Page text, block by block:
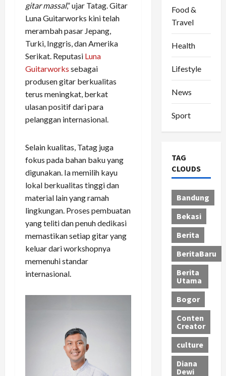
gitar massal,” ujar Tatag. Gitar
Luna Guitarworks kini telah
merambah pasar Jepang,
Turki, Inggris, dan Amerika
Serikat. Reputasi Luna
Guitarworks sebagai
produsen gitar berkualitas
terus meningkat, berkat
ulasan positif dari para
pelanggan internasional.
Selain kualitas, Tatag juga
fokus pada bahan baku yang
digunakan. Ia memilih kayu
lokal berkualitas tinggi dan
material lain yang ramah
lingkungan. Proses pembuatan
yang teliti dan penuh dedikasi
memastikan setiap gitar yang
keluar dari workshopnya
memenuhi standar
internasional.
Food &
Travel
Health
Lifestyle
News
Sport
TAG
CLOUDS
Bandung
Bekasi
Berita
BeritaBaru
Berita
Utama
Bogor
Conten
Creator
culture
Diana
Dewi